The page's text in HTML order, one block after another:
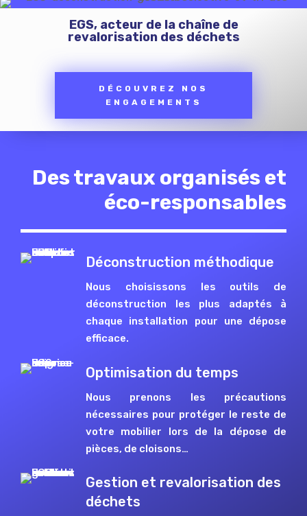
EGS, acteur de la chaîne de
revalorisation des déchets
DÉCOUVREZ NOS
ENGAGEMENTS
Des travaux organisés et
éco-responsables
Déconstruction méthodique
Nous choisissons les outils de
déconstruction les plus adaptés à
chaque installation pour une dépose
efficace.
Optimisation du temps
Nous prenons les précautions
nécessaires pour protéger le reste de
votre mobilier lors de la dépose de
pièces, de cloisons…
Gestion et revalorisation des
déchets